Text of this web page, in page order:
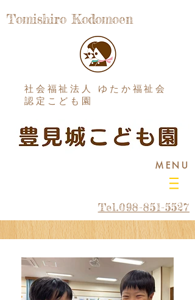
Tomishiro Kodomoen
社会福祉法人 ゆたか福祉会
認定こども園
MENU
Tel.098-851-5527